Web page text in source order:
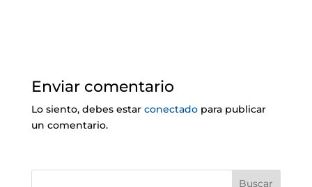
Enviar comentario
Lo siento, debes estar conectadopara publicar
un comentario.
Buscar